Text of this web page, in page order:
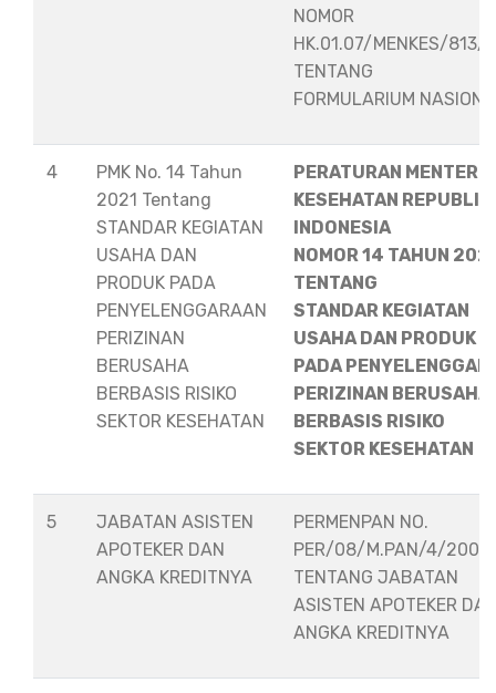
NOMOR
HK.01.07/MENKES/813/
TENTANG
FORMULARIUM
4
PMK No. 14 Tahun
2021 Tentang
STANDAR KEGIATAN
USAHA DAN
PRODUK PADA
PENYELENGGARAAN
PERIZINAN
BERUSAHA
BERBASIS RISIKO
SEKTOR KESEHATAN
PERATURAN MENTERI
KESEHATAN REPUBLIK
INDONESIA
NOMOR 14 TAHUN
TENTANG
STANDAR KEGIATAN
USAHA DAN PRODUK
PADA
PERIZINAN BERUSAHA
BERBASIS RISIKO
SEKTOR KESEHATAN
5
JABATAN ASISTEN
APOTEKER DAN
ANGKA KREDITNYA
PERMENPAN NO.
PER/08/M.PAN/4/2008
TENTANG JABATAN
ASISTEN APOTEKER
ANGKA KREDITNYA